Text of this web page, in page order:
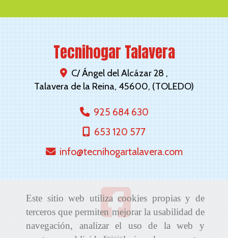
Este sitio web utiliza cookies propias y de
terceros que permiten mejorar la usabilidad de
navegación, analizar el uso de la web y
Tecnihogar Talavera
C/ Ángel del Alcázar 28 ,
Talavera de la Reina, 45600, (TOLEDO)
925 684 630
653 120 577
info
tecnihogartalavera.com